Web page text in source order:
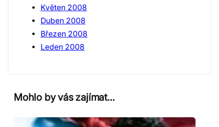
Květen 2008
Duben 2008
Březen 2008
Leden 2008
Mohlo by vás zajímat…